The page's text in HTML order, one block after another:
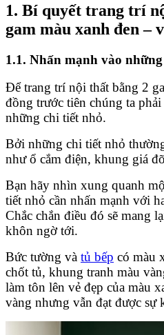
1. Bí quyết trang trí
gam màu xanh đen –
1.1. Nhấn mạnh vào
Để trang trí nội thất bằng 2
đồng trước tiên chúng ta
những chi tiết nhỏ.
Bởi những chi tiết nhỏ
như ổ cắm điện, khung giá
Bạn hãy nhìn xung quanh
tiết nhỏ cần nhấn mạnh với
Chắc chắn điều đó sẽ mang
khôn ngờ tới.
Bức tường và tủ bếp có màu
chốt tủ, khung tranh màu
làm tôn lên vẻ đẹp của màu
vàng nhưng vẫn đạt được sự